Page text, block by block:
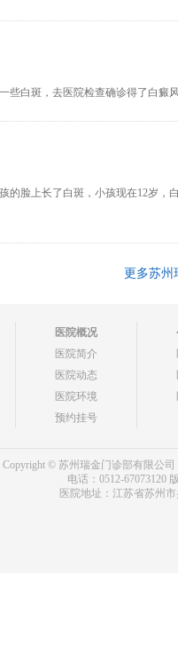
些白斑，去医院检查确诊得了白
的脸上长了白斑，小孩现在12岁
更多苏州
医院概况
医院简介
医院动态
医院环境
预约挂号
Copyright © 苏州瑞金门诊部有限公司
电话：0512-67073120
医院地址：江苏省苏州